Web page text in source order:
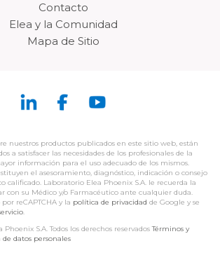
Contacto
Elea y la Comunidad
Mapa de Sitio
nuestros productos publicados en este sitio web, están
a satisfacer las necesidades de los profesionales de la
información para el uso adecuado de los mismos.
el asesoramiento, diagnóstico, indicación o consejo
calificado. Laboratorio Elea Phoenix S.A. le recuerda la
con su Médico y/o Farmacéutico ante cualquier duda.
reCAPTCHA y la política de privacidad de Google y se
.
S.A. Todos los derechos reservadosTérminos y
de datos personales